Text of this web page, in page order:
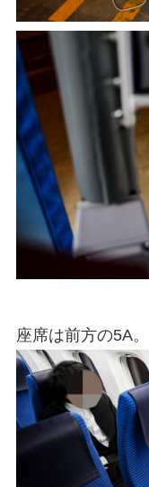
座席は前方の5A。